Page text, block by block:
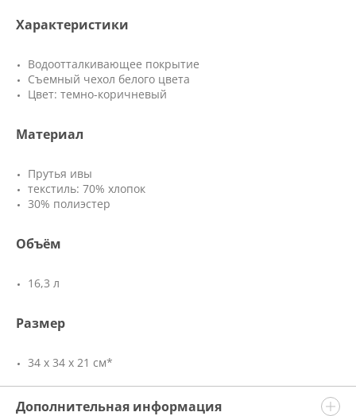
Характеристики
Водоотталкивающее покрытие
Съемный чехол белого цвета
Цвет: темно-коричневый
Материал
Прутья ивы
текстиль: 70% хлопок
30% полиэстер
Объём
16,3 л
Размер
34 х 34 х 21 см*
Дополнительная информация